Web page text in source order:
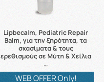
Lipbecalm, Pediatric Repair
Balm, για την ξηρότητα, τα
σκασίματα & τους
ερεθισμούς σε Μύτη & Χείλια
…
WEB OFFER Only!